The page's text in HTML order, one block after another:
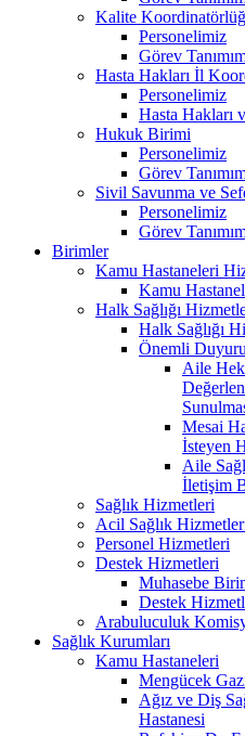
Kalite
Personelimiz
Görev
Hasta Hakları İl
Personelimiz
Hasta Hakları
Hukuk Birimi
Personelimiz
Görev
Sivil Savunma ve
Personelimiz
Görev
Birimler
Kamu Hastaneleri
Kamu
Halk Sağlığı
Halk Sağlığı
Önemli
Aile
Mesai
İsteyen
Aile
İletişim
Sağlık Hizmetleri
Acil Sağlık
Personel Hizmetleri
Destek Hizmetleri
Muhasebe
Destek
Arabuluculuk
Sağlık Kurumları
Kamu Hastaneleri
Mengücek
Ağız ve Diş
Hastanesi